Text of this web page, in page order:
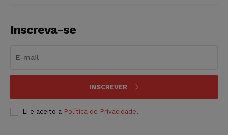
Inscreva-se
INSCREVER
Li e aceito a Política de Privacidade.